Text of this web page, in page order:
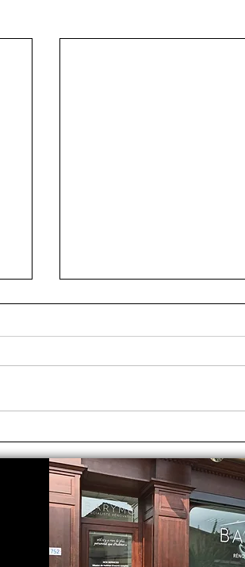
réception de chantier et la
levée des réserves ?